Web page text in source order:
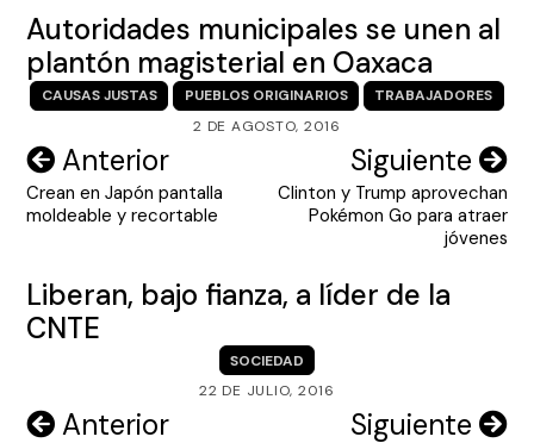
Autoridades municipales se unen al
plantón magisterial en Oaxaca
CAUSAS JUSTAS PUEBLOS ORIGINARIOS
TRABAJADORES
2 DE AGOSTO, 2016
Navegación
de
Anterior
Crean en Japón pantalla
moldeable y recortable
Siguiente
Clinton y Trump aprovechan
Pokémon Go para atraer
jóvenes
Liberan, bajo fianza, a líder de la
CNTE
SOCIEDAD
22 DE JULIO, 2016
Navegación
Anterior Siguiente